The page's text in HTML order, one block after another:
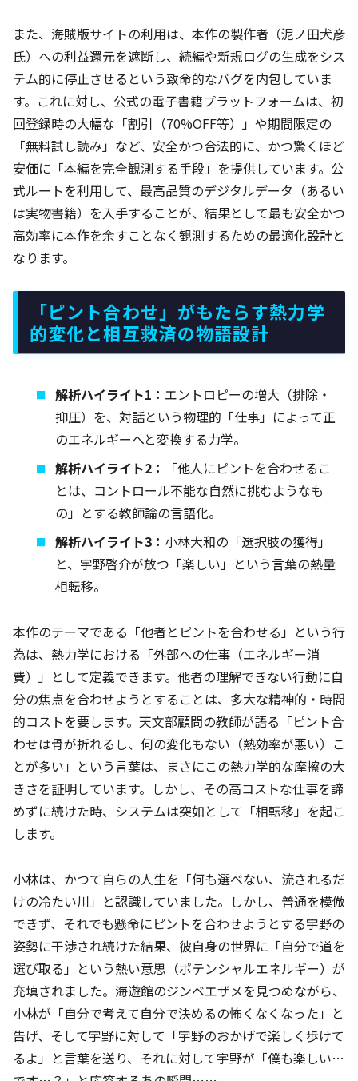
また、海賊版サイトの利用は、本作の製作者（泥ノ田犬彦
氏）への利益還元を遮断し、続編や新規ログの生成をシス
テム的に停止させるという致命的なバグを内包していま
す。これに対し、公式の電子書籍プラットフォームは、初
回登録時の大幅な「割引（70%OFF等）」や期間限定の
「無料試し読み」など、安全かつ合法的に、かつ驚くほど
安価に「本編を完全観測する手段」を提供しています。公
式ルートを利用して、最高品質のデジタルデータ（あるい
は実物書籍）を入手することが、結果として最も安全かつ
高効率に本作を余すことなく観測するための最適化設計と
なります。
「ピント合わせ」がもたらす熱力学
的変化と相互救済の物語設計
解析ハイライト1： エントロピーの増大（排除・
抑圧）を、対話という物理的「仕事」によって正
のエネルギーへと変換する力学。
解析ハイライト2：
「他人にピントを合わせるこ
とは、コントロール不能な自然に挑むようなも
の」とする教師論の言語化。
解析ハイライト3： 小林大和の「選択肢の獲得」
と、宇野啓介が放つ「楽しい」という言葉の熱量
相転移。
本作のテーマである「他者とピントを合わせる」という行
為は、熱力学における「外部への仕事（エネルギー消
費）」として定義できます。他者の理解できない行動に自
分の焦点を合わせようとすることは、多大な精神的・時間
的コストを要します。天文部顧問の教師が語る「ピント合
わせは骨が折れるし、何の変化もない（熱効率が悪い）こ
とが多い」という言葉は、まさにこの熱力学的な摩擦の大
きさを証明しています。しかし、その高コストな仕事を諦
めずに続けた時、システムは突如として「相転移」を起こ
します。
小林は、かつて自らの人生を「何も選べない、流されるだ
けの冷たい川」と認識していました。しかし、普通を模倣
できず、それでも懸命にピントを合わせようとする宇野の
姿勢に干渉され続けた結果、彼自身の世界に「自分で道を
選び取る」という熱い意思（ポテンシャルエネルギー）が
充填されました。海遊館のジンベエザメを見つめながら、
小林が「自分で考えて自分で決めるの怖くなくなった」と
告げ、そして宇野に対して「宇野のおかげで楽しく歩けて
るよ」と言葉を送り、それに対して宇野が「僕も楽しい…